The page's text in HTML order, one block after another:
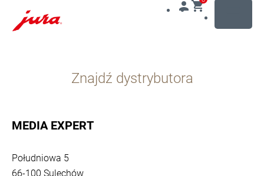
opcji
wyszukiwania
Znajdź dystrybutora
MEDIA EXPERT
Południowa 5
66-100 Sulechów